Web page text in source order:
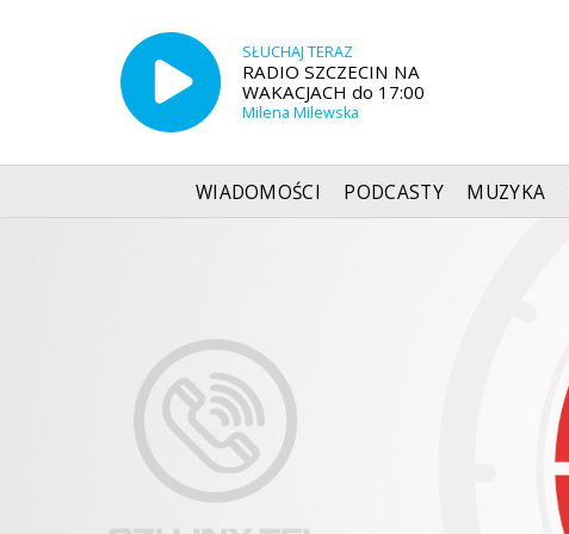
SŁUCHAJ TERAZ
RADIO SZCZECIN NA
WAKACJACH do 17:00
Milena Milewska
WIADOMOŚCI PODCASTY MUZYKA